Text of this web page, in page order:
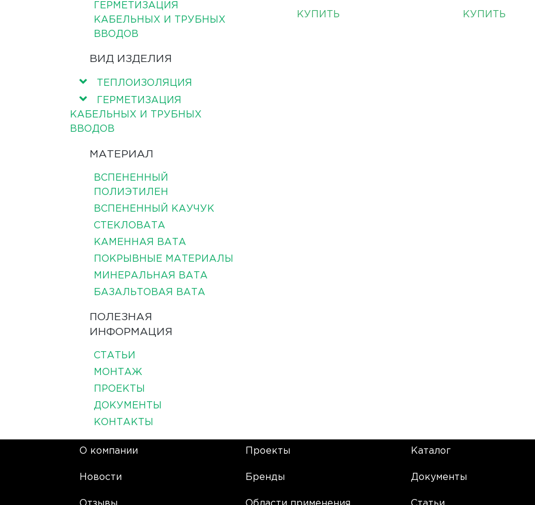
ГЕРМЕТИЗАЦИЯ
КАБЕЛЬНЫХ И ТРУБНЫХ
ВВОДОВ
ВИД ИЗДЕЛИЯ
ТЕПЛОИЗОЛЯЦИЯ
ГЕРМЕТИЗАЦИЯ
КАБЕЛЬНЫХ И ТРУБНЫХ
ВВОДОВ
МАТЕРИАЛ
ВСПЕНЕННЫЙ
ПОЛИЭТИЛЕН
ВСПЕНЕННЫЙ КАУЧУК
СТЕКЛОВАТА
КАМЕННАЯ ВАТА
ПОКРЫВНЫЕ МАТЕРИАЛЫ
МИНЕРАЛЬНАЯ ВАТА
БАЗАЛЬТОВАЯ ВАТА
ПОЛЕЗНАЯ
ИНФОРМАЦИЯ
СТАТЬИ
МОНТАЖ
ПРОЕКТЫ
ДОКУМЕНТЫ
КОНТАКТЫ
КУПИТЬ КУПИТЬ
О компании Проекты Каталог
Новости Бренды Документы